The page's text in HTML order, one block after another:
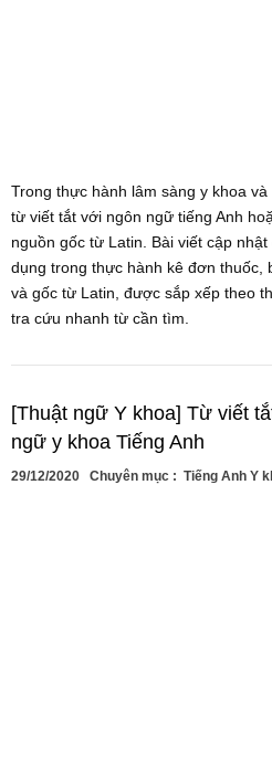
Trong thực hành lâm sàng y khoa
từ viết tắt với ngôn ngữ tiếng Anh
nguồn gốc từ Latin. Bài viết cập
dụng trong thực hành kê đơn thuốc,
và gốc từ Latin, được sắp xếp theo
tra cứu nhanh từ cần tìm.
[Thuật ngữ Y khoa] Từ viết
ngữ y khoa Tiếng Anh
29/12/2020 Chuyên mục : Tiếng Anh Y